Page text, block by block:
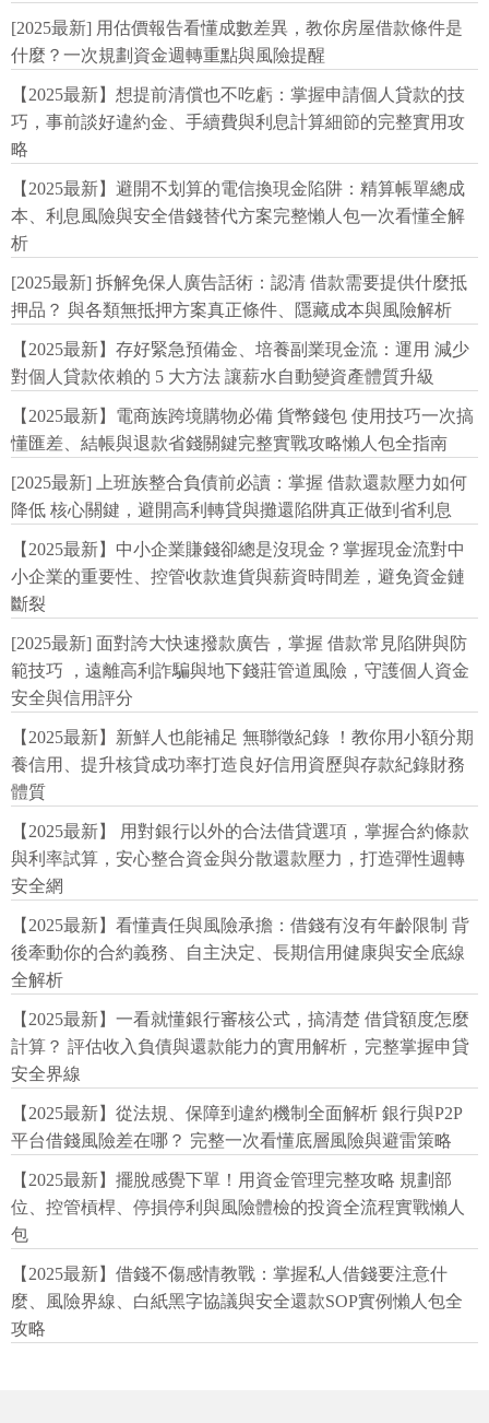
[2025最新] 用估價報告看懂成數差異，教你房屋借款條件是
什麼？一次規劃資金週轉重點與風險提醒
【2025最新】想提前清償也不吃虧：掌握申請個人貸款的技
巧，事前談好違約金、手續費與利息計算細節的完整實用攻
略
【2025最新】避開不划算的電信換現金陷阱：精算帳單總成
本、利息風險與安全借錢替代方案完整懶人包一次看懂全解
析
[2025最新] 拆解免保人廣告話術：認清 借款需要提供什麼抵
押品？ 與各類無抵押方案真正條件、隱藏成本與風險解析
【2025最新】存好緊急預備金、培養副業現金流：運用 減少
對個人貸款依賴的 5 大方法 讓薪水自動變資產體質升級
【2025最新】電商族跨境購物必備 貨幣錢包 使用技巧一次搞
懂匯差、結帳與退款省錢關鍵完整實戰攻略懶人包全指南
[2025最新] 上班族整合負債前必讀：掌握 借款還款壓力如何
降低 核心關鍵，避開高利轉貸與攤還陷阱真正做到省利息
【2025最新】中小企業賺錢卻總是沒現金？掌握現金流對中
小企業的重要性、控管收款進貨與薪資時間差，避免資金鏈
斷裂
[2025最新] 面對誇大快速撥款廣告，掌握 借款常見陷阱與防
範技巧 ，遠離高利詐騙與地下錢莊管道風險，守護個人資金
安全與信用評分
【2025最新】新鮮人也能補足 無聯徵紀錄 ！教你用小額分期
養信用、提升核貸成功率打造良好信用資歷與存款紀錄財務
體質
【2025最新】 用對銀行以外的合法借貸選項，掌握合約條款
與利率試算，安心整合資金與分散還款壓力，打造彈性週轉
安全網
【2025最新】看懂責任與風險承擔：借錢有沒有年齡限制 背
後牽動你的合約義務、自主決定、長期信用健康與安全底線
全解析
【2025最新】一看就懂銀行審核公式，搞清楚 借貸額度怎麼
計算？ 評估收入負債與還款能力的實用解析，完整掌握申貸
安全界線
【2025最新】從法規、保障到違約機制全面解析 銀行與P2P
平台借錢風險差在哪？ 完整一次看懂底層風險與避雷策略
【2025最新】擺脫感覺下單！用資金管理完整攻略 規劃部
位、控管槓桿、停損停利與風險體檢的投資全流程實戰懶人
包
【2025最新】借錢不傷感情教戰：掌握私人借錢要注意什
麼、風險界線、白紙黑字協議與安全還款SOP實例懶人包全
攻略